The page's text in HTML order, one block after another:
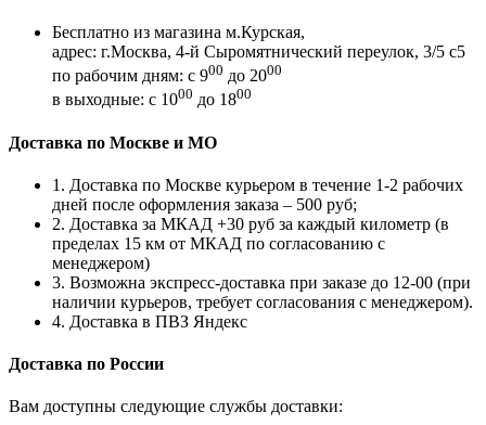
Бесплатно из магазина м.Курская,
адрес: г.Москва, 4-й Сыромятнический переулок, 3/5 с5
по рабочим дням: с 900 до 2000
в выходные: с 1000 до 1800
Доставка по Москве и МО
1. Доставка по Москве курьером в течение 1-2 рабочих
дней после оформления заказа – 500 руб;
2. Доставка за МКАД +30 руб за каждый километр (в
пределах 15 км от МКАД по согласованию с
менеджером)
3. Возможна экспресс-доставка при заказе до 12-00 (при
наличии курьеров, требует согласования с менеджером).
4. Доставка в ПВЗ Яндекс
Доставка по России
Вам доступны следующие службы доставки: